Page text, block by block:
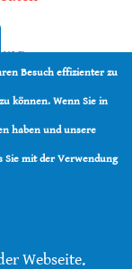
Besuch effizienter zu
können. Wenn Sie in
haben und unsere
Sie mit der Verwendung
Webseite.